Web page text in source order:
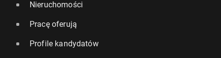
Nieruchomości
Pracę oferują
Profile kandydatów